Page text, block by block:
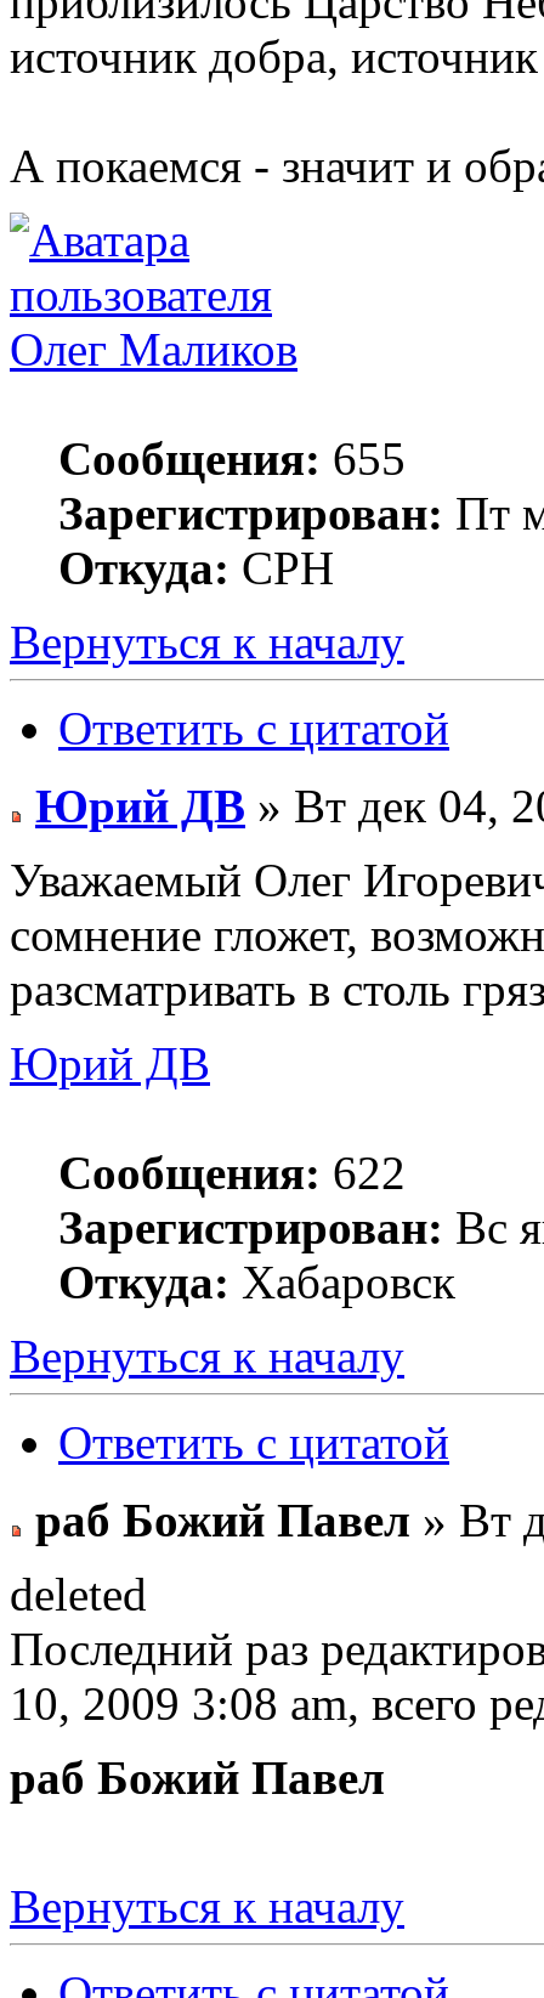
источник добра,
А покаемся - значит и
Олег Маликов
Сообщения: 655
Зарегистрирован: Пт
Откуда: СРН
Вернуться к началу
Ответить с цитатой
Юрий ДВ » Вт дек 04,
Уважаемый Олег
сомнение гложет,
разсматривать в столь
Юрий ДВ
Сообщения: 622
Зарегистрирован: Вс
Откуда: Хабаровск
Вернуться к началу
Ответить с цитатой
раб Божий Павел » Вт
deleted
Последний раз
10, 2009 3:08 am, всего
раб Божий Павел
Вернуться к началу